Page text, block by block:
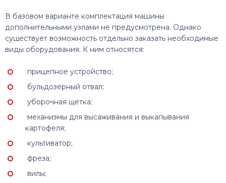
В базовом варианте комплектация машины
дополнительными узлами не предусмотрена. Однако
существует возможность отдельно заказать необходимые
виды оборудования. К ним относятся:
прицепное устройство;
бульдозерный отвал;
уборочная щётка;
механизмы для высаживания и выкапывания
картофеля;
культиватор;
фреза;
вилы;